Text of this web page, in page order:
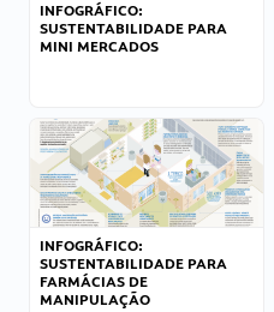
INFOGRÁFICO:
SUSTENTABILIDADE PARA
MINI MERCADOS
INFOGRÁFICO:
SUSTENTABILIDADE PARA
FARMÁCIAS DE
MANIPULAÇÃO